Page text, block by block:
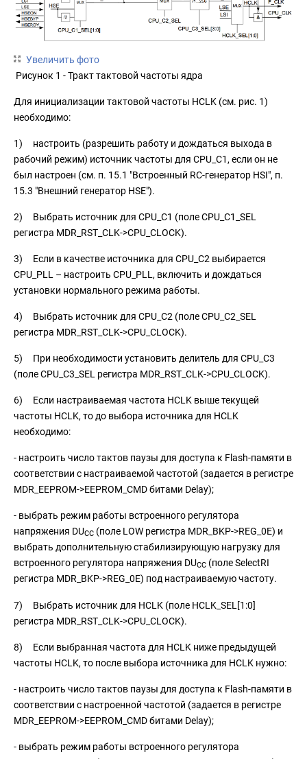
Увеличить фото
Рисунок 1 - Тракт тактовой частоты ядра
Для инициализации тактовой частоты HCLK (см. рис. 1)
необходимо:
1) настроить (разрешить работу и дождаться выхода в
рабочий режим) источник частоты для CPU_C1, если он не
был настроен (см. п. 15.1 "Встроенный RC-генератор HSI", п.
15.3 "Внешний генератор HSE").
2) Выбрать источник для CPU_C1 (поле CPU_C1_SEL
регистра MDR_RST_CLK->CPU_CLOCK).
3) Если в качестве источника для CPU_C2 выбирается
CPU_PLL – настроить CPU_PLL, включить и дождаться
установки нормального режима работы.
4) Выбрать источник для CPU_C2 (поле CPU_C2_SEL
регистра MDR_RST_CLK->CPU_CLOCK).
5) При необходимости установить делитель для CPU_C3
(поле CPU_C3_SEL регистра MDR_RST_CLK->CPU_CLOCK).
6) Если настраиваемая частота HCLK выше текущей
частоты HCLK, то до выбора источника для HCLK
необходимо:
- настроить число тактов паузы для доступа к Flash-памяти в
соответствии с настраиваемой частотой (задается в регистре
MDR_EEPROM->EEPROM_CMD битами Delay);
- выбрать режим работы встроенного регулятора
напряжения DUCC (поле LOW регистра MDR_BKP->REG_0E) и
выбрать дополнительную стабилизирующую нагрузку для
встроенного регулятора напряжения DUCC (поле SelectRI
регистра MDR_BKP->REG_0E) под настраиваемую частоту.
7) Выбрать источник для HCLK (поле HCLK_SEL[1:0]
регистра MDR_RST_CLK->CPU_CLOCK).
8) Если выбранная частота для HCLK ниже предыдущей
частоты HCLK, то после выбора источника для HCLK нужно:
- настроить число тактов паузы для доступа к Flash-памяти в
соответствии с настроенной частотой (задается в регистре
MDR_EEPROM->EEPROM_CMD битами Delay);
- выбрать режим работы встроенного регулятора